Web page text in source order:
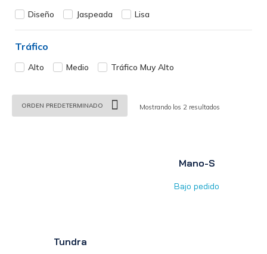
Diseño Jaspeada Lisa
Tráfico
Alto Medio Tráfico Muy Alto
Mostrando los 2 resultados
Mano-S
Bajo pedido
Tundra